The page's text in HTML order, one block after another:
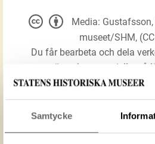
Samtycke
Media:
museet/SHM,
Du får bearbeta och dela
även kommersiella, så
upphovsperson och
LADDA NER